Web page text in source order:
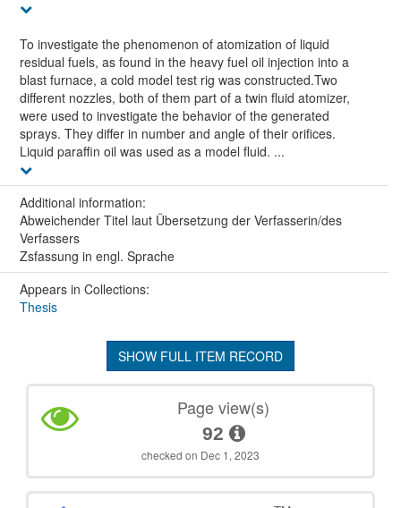
To investigate the phenomenon of atomization of liquid
residual fuels, as found in the heavy fuel oil injection into a
blast furnace, a cold model test rig was constructed.Two
different nozzles, both of them part of a twin fluid atomizer,
were used to investigate the behavior of the generated
sprays. They differ in number and angle of their orifices.
Liquid paraffin oil was used as a model fluid. ...
Additional information:
Abweichender Titel laut Übersetzung der Verfasserin/des
Verfassers
Zsfassung in engl. Sprache
Appears in Collections:
Thesis
SHOW FULL ITEM RECORD
Page view(s)
92
checked on Dec 1, 2023